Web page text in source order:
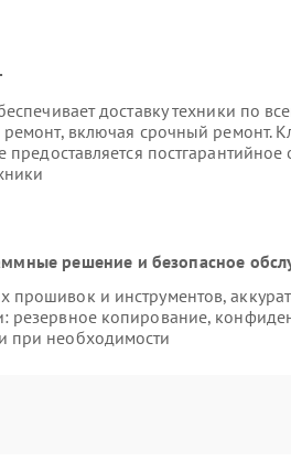
доставку техники по
включая срочный ремонт.
предоставляется
решение и безопасное
и инструментов,
резервное копирование,
при необходимости